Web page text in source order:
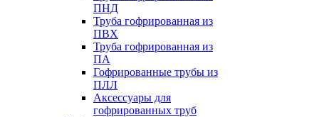
ПНД
Труба гофрированная из
ПВХ
Труба гофрированная из
ПА
Гофрированные трубы из
ПЛЛ
Аксессуары для
гофрированных труб